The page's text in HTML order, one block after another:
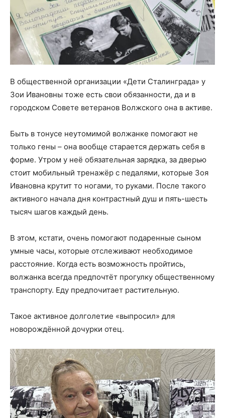
В общественной организации «Дети Сталинграда» у
Зои Ивановны тоже есть свои обязанности, да и в
городском Совете ветеранов Волжского она в активе.
Быть в тонусе неутомимой волжанке помогают не
только гены – она вообще старается держать себя в
форме. Утром у неё обязательная зарядка, за дверью
стоит мобильный тренажёр с педалями, которые Зоя
Ивановна крутит то ногами, то руками. После такого
активного начала дня контрастный душ и пять-шесть
тысяч шагов каждый день.
В этом, кстати, очень помогают подаренные сыном
умные часы, которые отслеживают необходимое
расстояние. Когда есть возможность пройтись,
волжанка всегда предпочтёт прогулку общественному
транспорту. Еду предпочитает растительную.
Такое активное долголетие «выпросил» для
новорождённой дочурки отец.